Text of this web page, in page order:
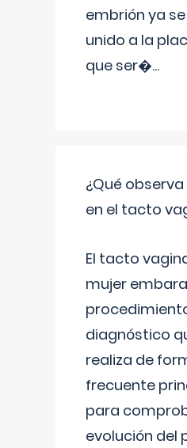
embrión ya
unido a la
que ser�...
¿Qué
en el tacto
El tacto
mujer
diagnóstico
realiza de
frecuente
para
evolución del